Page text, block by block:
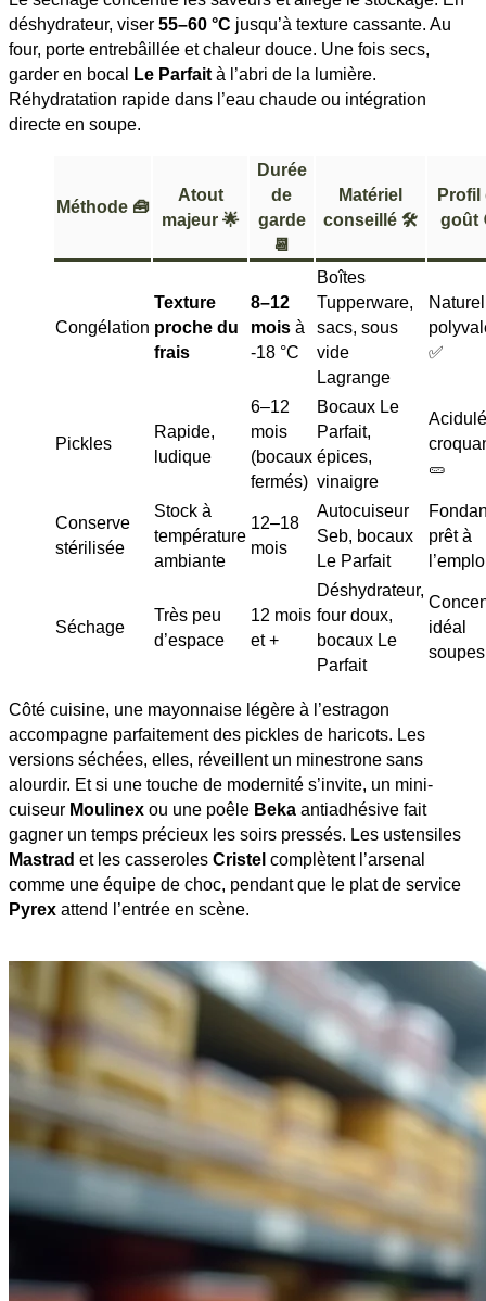
déshydrateur, viser 55–60 °C jusqu’à texture cassante. Au
four, porte entrebâillée et chaleur douce. Une fois secs,
garder en bocal
Le Parfait à l’abri de la lumière.
Réhydratation rapide dans l’eau chaude ou intégration
directe en soupe.
Méthode 🧰
Atout
majeur 🌟
Durée
de
garde
📆
Matériel
conseillé 🛠️
Profil
goût
Congélation
Texture
proche du
frais
8–12
mois à
-18 °C
Boîtes
Tupperware,
sacs, sous
vide
Lagrange
✅
Pickles
Rapide,
ludique
6–12
mois
(bocaux
fermés)
Bocaux Le
Parfait,
épices,
vinaigre
🥒
Conserve
stérilisée
Stock à
température
ambiante
12–18
mois
Autocuiseur
Seb, bocaux
Le Parfait
prêt à
Séchage
Très peu
d’espace
12 mois
et +
Déshydrateur,
four doux,
bocaux Le
Parfait
idéal
Côté cuisine, une mayonnaise légère à l’estragon
accompagne parfaitement des pickles de haricots. Les
versions séchées, elles, réveillent un minestrone sans
alourdir. Et si une touche de modernité s’invite, un mini-
cuiseur Moulinex ou une poêle Beka antiadhésive fait
gagner un temps précieux les soirs pressés. Les ustensiles
Mastrad et les casseroles Cristel complètent l’arsenal
comme une équipe de choc, pendant que le plat de service
Pyrex attend l’entrée en scène.